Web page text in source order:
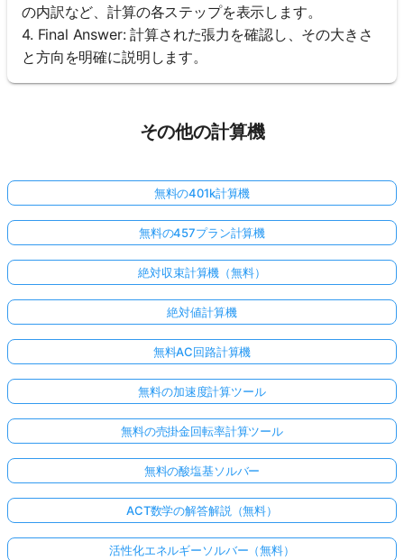
の内訳など、計算の各ステップを表示します。
4. Final Answer: 計算された張力を確認し、その大きさ
と方向を明確に説明します。
その他の計算機
無料の401k計算機
無料の457プラン計算機
絶対収束計算機（無料）
絶対値計算機
無料AC回路計算機
無料の加速度計算ツール
無料の売掛金回転率計算ツール
無料の酸塩基ソルバー
ACT数学の解答解説（無料）
活性化エネルギーソルバー（無料）